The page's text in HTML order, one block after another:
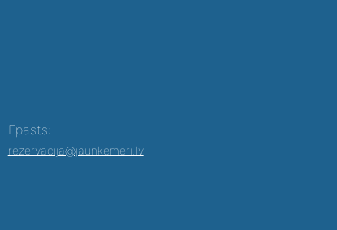
Epasts:
rezervacija@jaunkemeri.lv